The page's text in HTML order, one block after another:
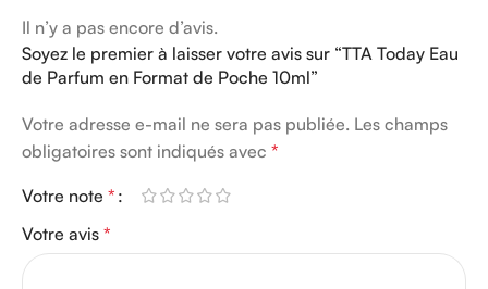
Il n’y a pas encore d’avis.
Soyez le premier à laisser votre avis sur “TTA Today Eau
de Parfum en Format de Poche 10ml”
Votre adresse e-mail ne sera pas publiée. Les champs
obligatoires sont indiqués avec *
Votre note *
Votre avis *